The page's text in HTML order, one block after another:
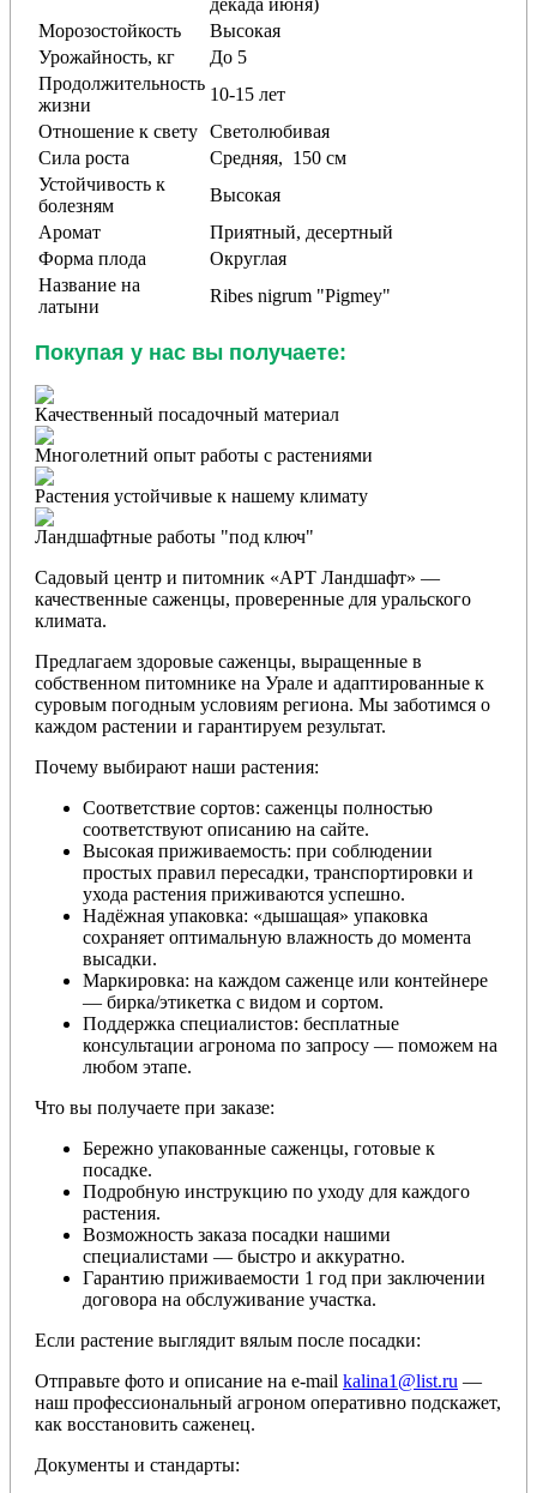
Морозостойкость
Высокая
Урожайность, кг
До 5
Продолжительность
жизни
10-15 лет
Отношение к свету Светолюбивая
Сила роста
Средняя, 150 см
Устойчивость к
болезням
Высокая
Аромат
Приятный, десертный
Форма плода
Округлая
Название на
латыни
Ribes nigrum "Pigmey"
Покупая у нас вы получаете:
Качественный посадочный материал
Многолетний опыт работы с растениями
Растения устойчивые к нашему климату
Ландшафтные работы "под ключ"
Садовый центр и питомник «АРТ Ландшафт» —
качественные саженцы, проверенные для уральского
климата.
Предлагаем здоровые саженцы, выращенные в
собственном питомнике на Урале и адаптированные к
суровым погодным условиям региона. Мы заботимся о
каждом растении и гарантируем результат.
Почему выбирают наши растения:
Соответствие сортов: саженцы полностью
соответствуют описанию на сайте.
Высокая приживаемость: при соблюдении
простых правил пересадки, транспортировки и
ухода растения приживаются успешно.
Надёжная упаковка: «дышащая» упаковка
сохраняет оптимальную влажность до момента
высадки.
Маркировка: на каждом саженце или контейнере
— бирка/этикетка с видом и сортом.
Поддержка специалистов: бесплатные
консультации агронома по запросу — поможем на
любом этапе.
Что вы получаете при заказе:
Бережно упакованные саженцы, готовые к
посадке.
Подробную инструкцию по уходу для каждого
растения.
Возможность заказа посадки нашими
специалистами — быстро и аккуратно.
Гарантию приживаемости 1 год при заключении
договора на обслуживание участка.
Если растение выглядит вялым после посадки:
Отправьте фото и описание на e-mail kalina1@list.ru —
наш профессиональный агроном оперативно подскажет,
как восстановить саженец.
Документы и стандарты: